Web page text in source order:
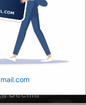
Santa
e mudanças
Cecília